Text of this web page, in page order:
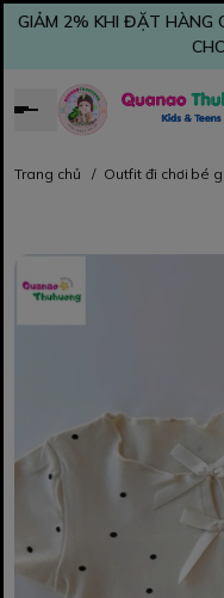
GIẢM 2% KHI ĐẶT HÀNG
Trang chủ / Outfit đi chơi bé